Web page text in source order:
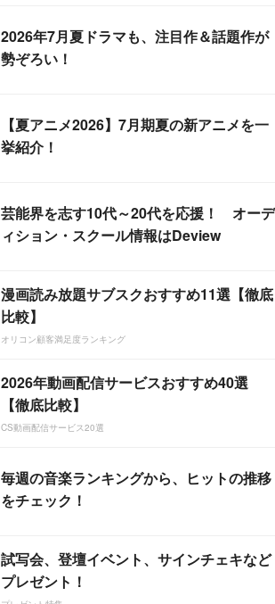
2026年7月夏ドラマも、注目作＆話題作が
勢ぞろい！
【夏アニメ2026】7月期夏の新アニメを一
挙紹介！
芸能界を志す10代～20代を応援！ オーデ
ィション・スクール情報はDeview
漫画読み放題サブスクおすすめ11選【徹底
比較】
オリコン顧客満足度ランキング
2026年動画配信サービスおすすめ40選
【徹底比較】
CS動画配信サービス20選
毎週の音楽ランキングから、ヒットの推移
をチェック！
試写会、登壇イベント、サインチェキなど
プレゼント！